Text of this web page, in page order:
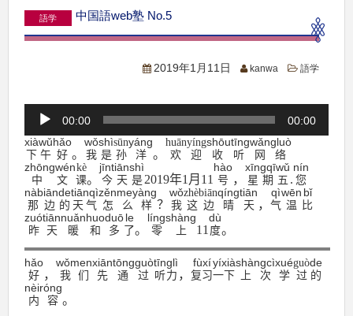
語学 中国語web塾 No.5
2019年1月11日 kanwa 語学
プ
レ
ー
ヤ
ー
00:00 00:00
下午
xiàwǔ
好
hǎo
。 我
wǒ
是
shì
孙
sūn
洋
yáng
。 欢迎
huānyíng
收听
shōutīng
网络
wǎngluò
中文
zhōngwén
课
kè
。 今天
jīntiān
是
shì
2019年1 月 11 号
hào
， 星期五
xīngqīwǔ
. 您
nín
那 边
nàbiān
的
de
天气
tiānqì
怎么样
zěnmeyàng
？ 我
wǒ
这边
zhèbiān
晴
qíng
天
tiān
， 气
qì
温
wēn
比
bǐ
昨
zuó
天
tiān
暖
nuǎn
和
huo
多
duō
了
le
。 零
líng
上
shàng
11 度
dù
。
好
hǎo
， 我 们
wǒmen
先
xiān
通 过
tōngguò
听力
tīnglì
， 复习
fùxí
一下
yíxià
上次
shàngcì
学
xué
过
guò
的
de
内容
nèiróng
。